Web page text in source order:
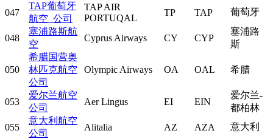
047
TAP葡萄牙
航空 公司
TAP AIR
PORTUQAL
TP TAP 葡萄牙
048
塞浦路斯航
空
Cyprus Airways CY CYP
塞浦路
斯
050
希腊国营奥
林匹克航空
公司
Olympic Airways OA OAL 希腊
053
爱尔兰航空
公司
Aer Lingus EI EIN
爱尔兰-
都柏林
055
意大利航空
公司
Alitalia AZ AZA 意大利